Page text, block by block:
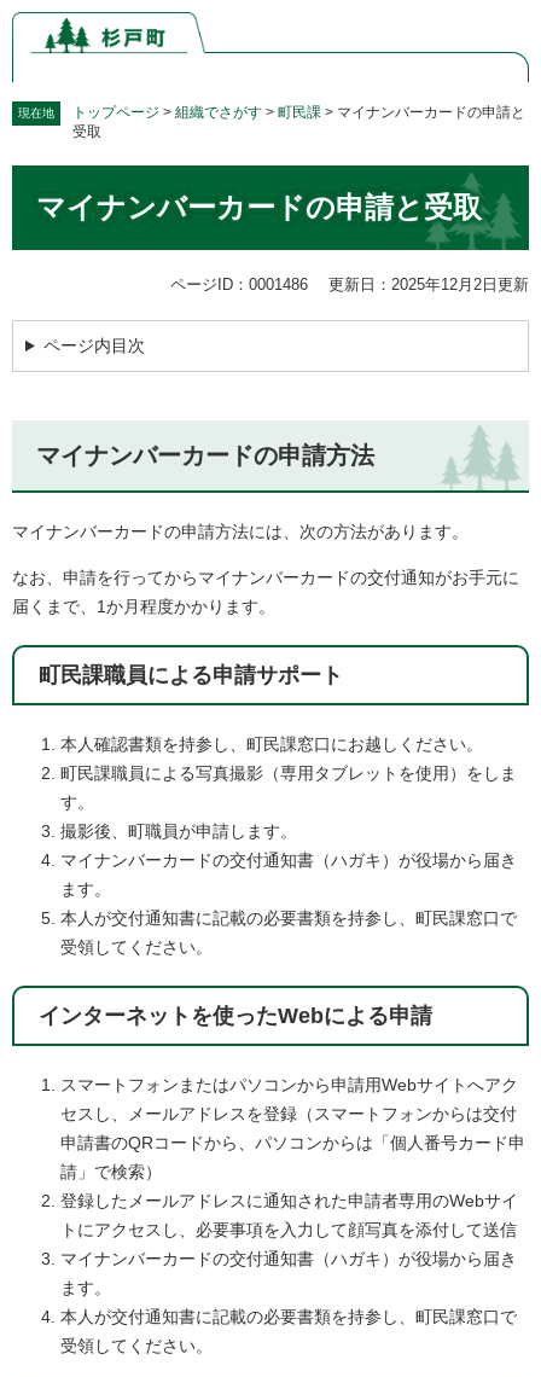
ペ
の
で
メ
ー
ば
現在地 トップページ > 組織でさがす > 町民課 > マイナンバーカードの申請と
受取
マイナンバーカードの申請と受取
ページID：0001486 更新日：2025年12月2日更新
ページ内目次
マイナンバーカードの申請方法
マイナンバーカードの申請方法には、次の方法があります。
なお、申請を行ってからマイナンバーカードの交付通知がお手元に
届くまで、1か月程度かかります。​​
町民課職員による申請サポート
本人確認書類を持参し、町民課窓口にお越しください。
町民課職員による写真撮影（専用タブレットを使用）をしま
す。
撮影後、町職員が申請します。
マイナンバーカードの交付通知書（ハガキ）が役場から届き
ます。
本人が交付通知書に記載の必要書類を持参し、町民課窓口で
受領してください。
インターネットを使ったWebによる申請
スマートフォンまたはパソコンから申請用Webサイトへアク
セスし、メールアドレスを登録（スマートフォンからは交付
申請書のQRコードから、パソコンからは「個人番号カード申
請」で検索）
登録したメールアドレスに通知された申請者専用のWebサイ
トにアクセスし、必要事項を入力して顔写真を添付して送信
マイナンバーカードの交付通知書（ハガキ）が役場から届き
ます。
本人が交付通知書に記載の必要書類を持参し、町民課窓口で
受領してください。